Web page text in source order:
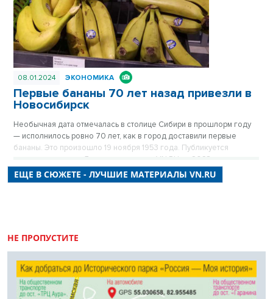
08.01.2024 ЭКОНОМИКА
Первые бананы 70 лет назад привезли в
Новосибирск
Необычная дата отмечалась в столице Сибири в прошлорм году
— исполнилось ровно 70 лет, как в город доставили первые
бананы. Это произошло 19 ноября 1953 года. Публикуется
повторно в цикле «Лучшие материалы VN.RU за 2023 год».
ЕЩЕ В СЮЖЕТЕ - ЛУЧШИЕ МАТЕРИАЛЫ VN.RU
НЕ ПРОПУСТИТЕ